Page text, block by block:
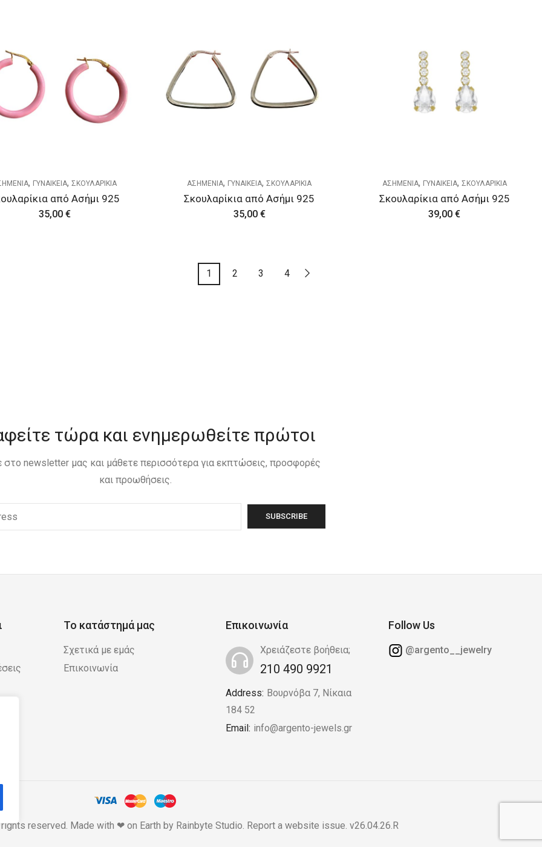
, ΓΥΝΑΙΚΕΙΑ,ΣΚΟΥΛΑΡΙΚΙΑ
από Ασήμι 925
35,00 €
ΑΣΗΜΕΝΙΑ, ΓΥΝΑΙΚΕΙΑ,ΣΚΟΥΛΑΡΙΚΙΑ
Σκουλαρίκια από Ασήμι 925
35,00 €
ΑΣΗΜΕΝΙΑ, ΓΥΝΑΙΚΕΙΑ, ΣΚΟΥΛΑΡΙΚΙΑ
Σκουλαρίκια από Ασήμι 925
39,00€
1 2 3 4
τώρα και ενημερωθείτε πρώτοι
στο newsletter μας και μάθετε περισσότερα για εκπτώσεις, προσφορές
και προωθήσεις.
Το κατάστημά μας
Σχετικά με εμάς
Επικοινωνία
Επικοινωνία
Χρειάζεστε βοήθεια;
210 490 9921
Address: Βουρνόβα 7, Νίκαια
184 52
Email: info@argento-jewels.gr
Follow Us
@argento__jewelry
reserved. Made with ❤ on Earth by Rainbyte Studio. Report a website issue. v26.04.26.R